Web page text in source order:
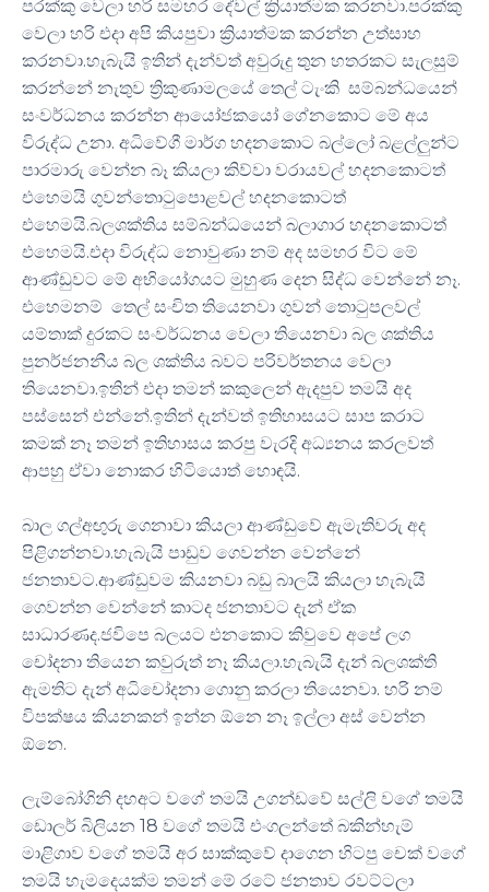
පරක්කු වෙලා හරි සමහර දේවල් ක්‍රියාත්මක කරනවා.පරක්කු
වෙලා හරි එදා අපි කියපුවා ක්‍රියාත්මක කරන්න උත්සාහ
කරනවා.හැබැයි ඉතින් දැන්වත් අවුරුදු තුන හතරකට සැලසුම්
කරන්නේ නැතුව ත්‍රිකුණාමලයේ තෙල් ටැංකි සම්බන්ධයෙන්
සංවර්ධනය කරන්න ආයෝජකයෝ ගේනකොට මේ අය
විරුද්ධ උනා. අධිවේගී මාර්ග හදනකොට බල්ලෝ බළල්ලුන්ට
පාරමාරු වෙන්න බෑ කියලා කිව්වා වරායවල් හදනකොටත්
එහෙමයි ගුවන්තොටුපොළවල් හදනකොටත්
එහෙමයි.බලශක්තිය සම්බන්ධයෙන් බලාගාර හදනකොටත්
එහෙමයි.එදා විරුද්ධ නොවුණා නම් අද සමහර විට මේ
ආණ්ඩුවට මේ අභියෝගයට මුහුණ දෙන සිද්ධ වෙන්නේ නෑ.
එහෙමනම් තෙල් සංචිත තියෙනවා ගුවන් තොටුපලවල්
යම්තාක් දුරකට සංවර්ධනය වෙලා තියෙනවා බල ශක්තිය
පුනර්ජනනීය බල ශක්තිය බවට පරිවර්තනය වෙලා
තියෙනවා.ඉතින් එදා තමන් කකුලෙන් ඇදපුව තමයි අද
පස්සෙන් එන්නේ.ඉතින් දැන්වත් ඉතිහාසයට සාප කරාට
කමක් නෑ තමන් ඉතිහාසය කරපු වැරදි අධ්‍යනය කරලවත්
ආපහු ඒවා නොකර හිටියොත් හොඳයි.
බාල ගල්අඟුරු ගෙනාවා කියලා ආණ්ඩුවේ ඇමැතිවරු අද
පිළිගන්නවා.හැබැයි පාඩුව ගෙවන්න වෙන්නේ
ජනතාවට.ආණ්ඩුවම කියනවා බඩු බාලයි කියලා හැබැයි
ගෙවන්න වෙන්නේ කාටද ජනතාවට දැන් ඒක
සාධාරණද.ජවිපෙ බලයට එනකොට කිවුවෙ අපේ ලග
චෝදනා තියෙන කවුරුත් නෑ කියලා.හැබැයි දැන් බලශක්ති
ඇමතිට දැන් අධිචෝදනා ගොනු කරලා තියෙනවා. හරි නම්
විපක්ෂය කියනකන් ඉන්න ඕනෙ නෑ ඉල්ලා අස් වෙන්න
ඕනෙ.
ලැම්බෝගිනි දහඅට වගේ තමයි උගන්ඩවේ සල්ලි වගේ තමයි
ඩොලර් බිලියන 18 වගේ තමයි එංගලන්තේ බකින්හැම්
මාළිගාව වගේ තමයි අර සාක්කුවේ දාගෙන හිටපු චෙක් වගේ
තමයි හැමදෙයක්ම තමන් මේ රටේ ජනතාව රවට්ටලා